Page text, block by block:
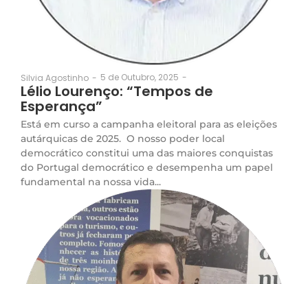
Silvia Agostinho - 5 de Outubro, 2025 -
Lélio Lourenço: “Tempos de
Esperança”
Está em curso a campanha eleitoral para as eleições
autárquicas de 2025. O nosso poder local
democrático constitui uma das maiores conquistas
do Portugal democrático e desempenha um papel
fundamental na nossa vida...